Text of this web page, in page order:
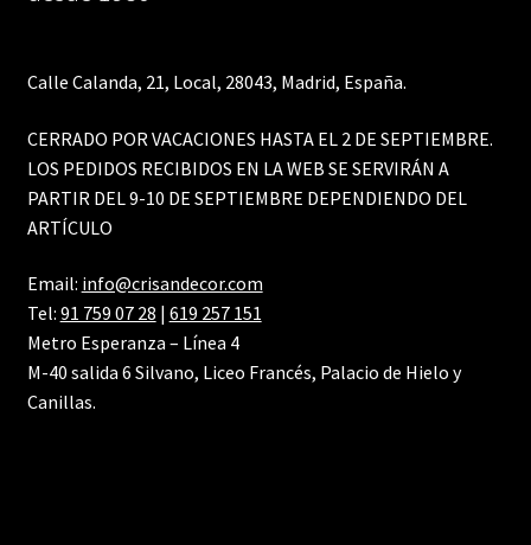
Calle Calanda, 21, Local, 28043, Madrid, España.
CERRADO POR VACACIONES HASTA EL 2 DE SEPTIEMBRE.
LOS PEDIDOS RECIBIDOS EN LA WEB SE SERVIRÁN A
PARTIR DEL 9-10 DE SEPTIEMBRE DEPENDIENDO DEL
ARTÍCULO
Email: info@crisandecor.com
Tel: 91 759 07 28 | 619 257 151
Metro Esperanza – Línea 4
M-40 salida 6 Silvano, Liceo Francés, Palacio de Hielo y
Canillas.